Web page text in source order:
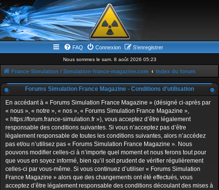
FAQ Connexion S’enregistrer
Nous sommes le sam. 8 août 2026 05:23
France-Simulation / Simulation-france-magazine.com Index du forum
Forums Simulation France Magazine - Conditions d’utilisation
En accédant à « Forums Simulation France Magazine » (désigné ci-après par
« nous », « notre », « nos », « Forums Simulation France Magazine »,
« https://forum.france-simulation.fr »), vous acceptez d’être légalement
responsable des conditions suivantes. Si vous n’acceptez pas d’être
légalement responsable de toutes les conditions suivantes, alors n’accédez
pas et/ou n’utilisez pas « Forums Simulation France Magazine ». Nous
pouvons modifier celles-ci à n’importe quel moment et nous ferons tout pour
que vous en soyez informé, bien qu’il soit prudent de vérifier régulièrement
celles-ci par vous-même. Si vous continuez d’utiliser « Forums Simulation
France Magazine » alors que des changements ont été effectués, vous
acceptez d’être légalement responsable des conditions découlant des mises à